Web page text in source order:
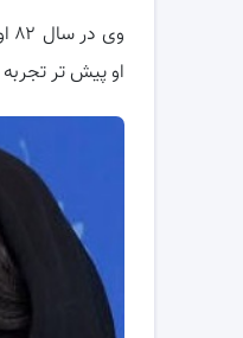
او پیش تر